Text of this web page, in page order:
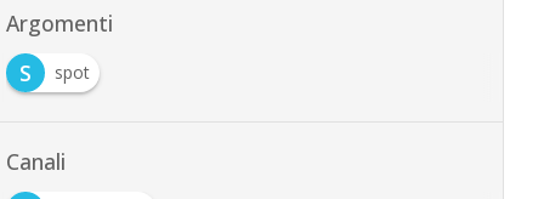
Argomenti
S
spot
Canali